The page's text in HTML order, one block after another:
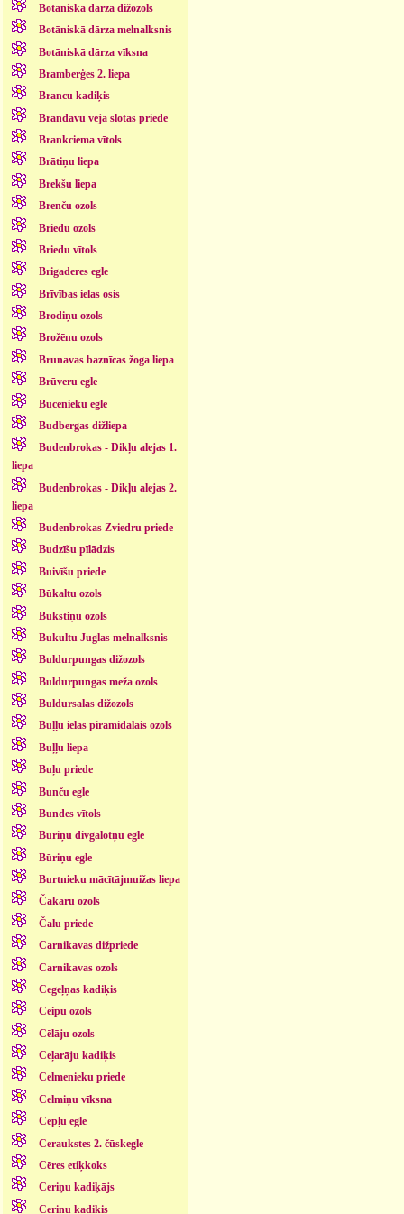
Botāniskā dārza dižozols
Botāniskā dārza melnalksnis
Botāniskā dārza vīksna
Bramberģes 2. liepa
Brancu kadiķis
Brandavu vēja slotas priede
Brankciema vītols
Brātiņu liepa
Brekšu liepa
Brenču ozols
Briedu ozols
Briedu vītols
Brigaderes egle
Brīvības ielas osis
Brodiņu ozols
Brožēnu ozols
Brunavas baznīcas žoga liepa
Brūveru egle
Bucenieku egle
Budbergas dižliepa
Budenbrokas - Dikļu alejas 1.
liepa
Budenbrokas - Dikļu alejas 2.
liepa
Budenbrokas Zviedru priede
Budzīšu pīlādzis
Buivīšu priede
Būkaltu ozols
Bukstiņu ozols
Bukultu Juglas melnalksnis
Buldurpungas dižozols
Buldurpungas meža ozols
Buldursalas dižozols
Buļļu ielas piramidālais ozols
Buļļu liepa
Buļu priede
Bunču egle
Bundes vītols
Būriņu divgalotņu egle
Būriņu egle
Burtnieku mācītājmuižas liepa
Čakaru ozols
Čalu priede
Carnikavas dižpriede
Carnikavas ozols
Cegeļņas kadiķis
Ceipu ozols
Cēlāju ozols
Ceļarāju kadiķis
Celmenieku priede
Celmiņu vīksna
Cepļu egle
Ceraukstes 2. čūskegle
Cēres etiķkoks
Ceriņu kadiķājs
Ceriņu kadiķis